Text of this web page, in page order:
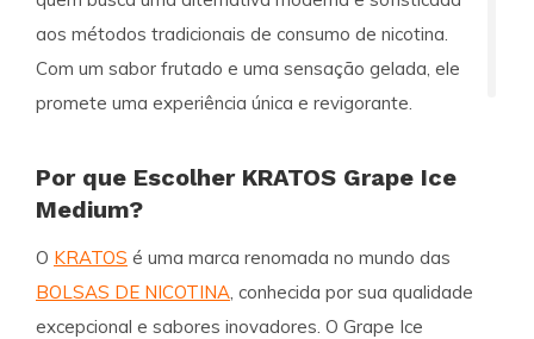
aos métodos tradicionais de consumo de nicotina.
Com um sabor frutado e uma sensação gelada, ele
promete uma experiência única e revigorante.
Por que Escolher KRATOS Grape Ice
Medium?
O KRATOS é uma marca renomada no mundo das
BOLSAS DE NICOTINA, conhecida por sua qualidade
excepcional e sabores inovadores. O Grape Ice